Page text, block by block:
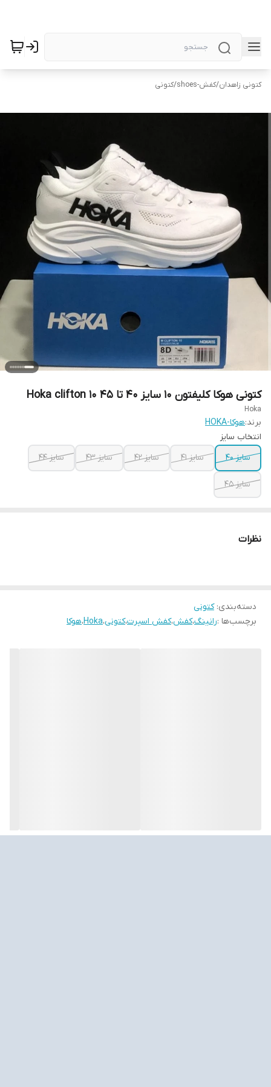
کتونی زاهدان/کفش-shoes /کتونی
کتونی هوکا کلیفتون 10 سایز ۴۰ تا ۴۵ Hoka clifton 10
Hoka
برند:هوکا-HOKA
انتخاب سایز
سایز 40
سایز ۴۱ سایز ۴۲ سایز ۴۳ سایز ۴۴
سایز ۴۵
نظرات
دسته‌بندی:کتونی
برچسب‌ها :رانینگ،کفش،کفش اسپرت،کتونی،Hoka،هوکا